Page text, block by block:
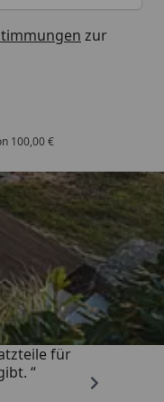
zur
100,00 €
Schön,
für
“